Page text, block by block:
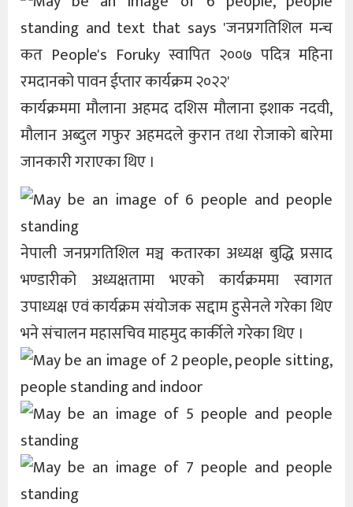
कार्यक्रममा मौलाना अहमद दशिस मौलाना इशाक नदवी,
मौलान अब्दुल गफुर अहमदले कुरान तथा रोजाको बारेमा
जानकारी गराएका थिए ।
नेपाली जनप्रगतिशिल मञ्च कतारका अध्यक्ष बुद्धि प्रसाद
भण्डारीको अध्यक्षतामा भएको कार्यक्रममा स्वागत
उपाध्यक्ष एवं कार्यक्रम संयोजक सद्दाम हुसेनले गरेका थिए
भने संचालन महासचिव माहमुद कार्कीले गरेका थिए ।